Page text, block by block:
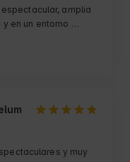
amplia
en un entorno
y muy